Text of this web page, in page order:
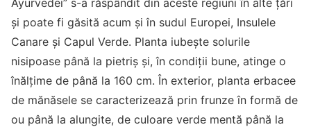
Ayurvedei” s-a răspândit din aceste regiuni în alte țări
și poate fi găsită acum și în sudul Europei, Insulele
Canare și Capul Verde. Planta iubește solurile
nisipoase până la pietriș și, în condiții bune, atinge o
înălțime de până la 160 cm. În exterior, planta erbacee
de mănăsele se caracterizează prin frunze în formă de
ou până la alungite, de culoare verde mentă până la